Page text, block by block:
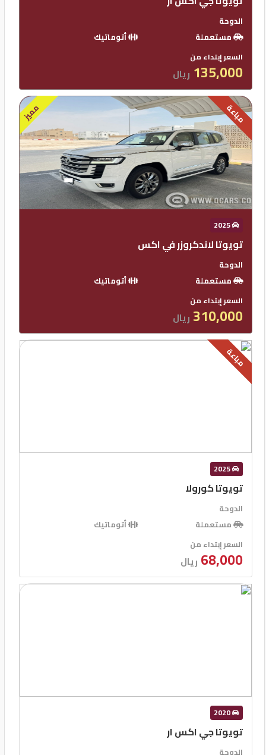
الدوحة
مستعملة
أتوماتيك
السعر إبتداء من
135,000 ريال
مميز مباعة
2025
تويوتا لاندكروزر في اكس
الدوحة
مستعملة
أتوماتيك
السعر إبتداء من
310,000 ريال
مباعة
2025
تويوتا كورولا
الدوحة
مستعملة
أتوماتيك
السعر إبتداء من
68,000 ريال
2020
تويوتا جي اكس ار
الدوحة